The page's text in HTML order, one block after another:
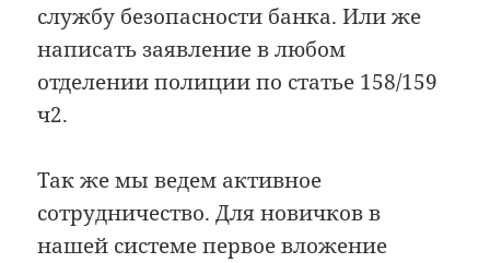
службу безопасности банка. Или же
написать заявление в любом
отделении полиции по статье 158/159
ч2.
Так же мы ведем активное
сотрудничество. Для новичков в
нашей системе первое вложение